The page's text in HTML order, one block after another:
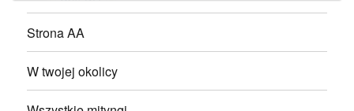
Strona AA
W twojej okolicy